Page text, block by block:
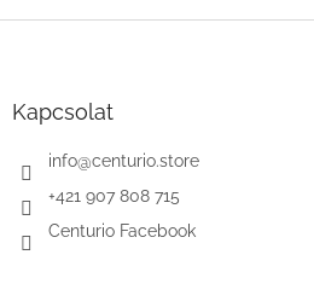
Kapcsolat
info@centurio.store
+421 907 808 715
Centurio Facebook